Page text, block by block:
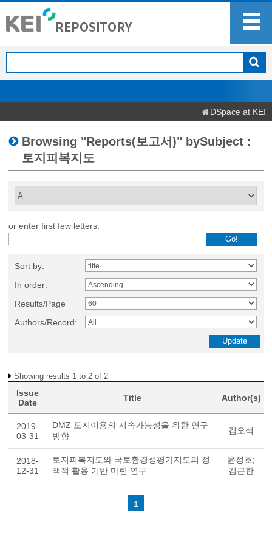
DSpace at KEI
Browsing "Reports(보고서)" bySubject :
토지피복지도
or enter first few letters:
Sort by:
In order:
Results/Page
Authors/Record:
Showing results 1 to 2 of 2
Issue
Date
Title Author(s)
2019-
03-31
DMZ 토지이용의 지속가능성을 위한 연구
방향
김오석
2018-
12-31
토지피복지도와 국토환경성평가지도의 정
책적 활용 기반 마련 연구
윤정호;
김근한
1